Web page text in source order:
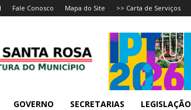
Fale Conosco Mapa do Site >> Carta de Serviços
GOVERNO SECRETARIAS LEGISLAÇÃO